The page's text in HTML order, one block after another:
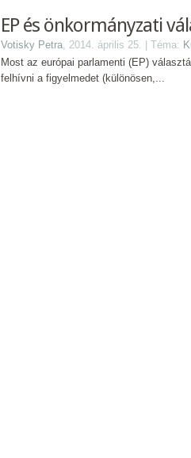
EP és önkormányzati
Votisky Petra, 2014. április 25. | Téma:
Most az európai parlamenti (EP)
felhívni a figyelmedet (különösen,...